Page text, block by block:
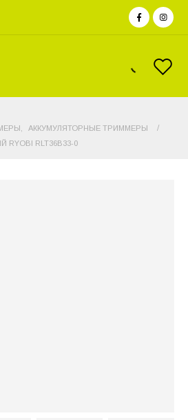
АККУМУЛЯТОРНЫЕ ТРИММЕРЫ
RLT36B33-0